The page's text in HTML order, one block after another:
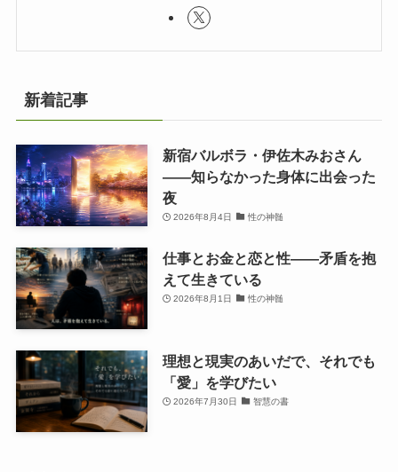
新着記事
新宿バルボラ・伊佐木みおさん
――知らなかった身体に出会った
夜
2026年8月4日 性の神髄
仕事とお金と恋と性——矛盾を抱
えて生きている
2026年8月1日 性の神髄
理想と現実のあいだで、それでも
「愛」を学びたい
2026年7月30日 智慧の書